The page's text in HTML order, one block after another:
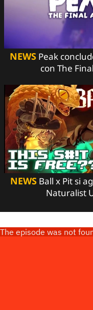
NEWS Peak
con The
NEWSBall x Pit si
Naturalist